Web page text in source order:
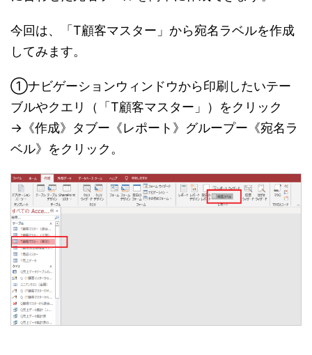
今回は、「T顧客マスター」から宛名ラベルを作成
してみます。
①ナビゲーションウィンドウから印刷したいテー
ブルやクエリ（「T顧客マスター」）をクリック
→《作成》タブー《レポート》グループー《宛名ラ
ベル》をクリック。